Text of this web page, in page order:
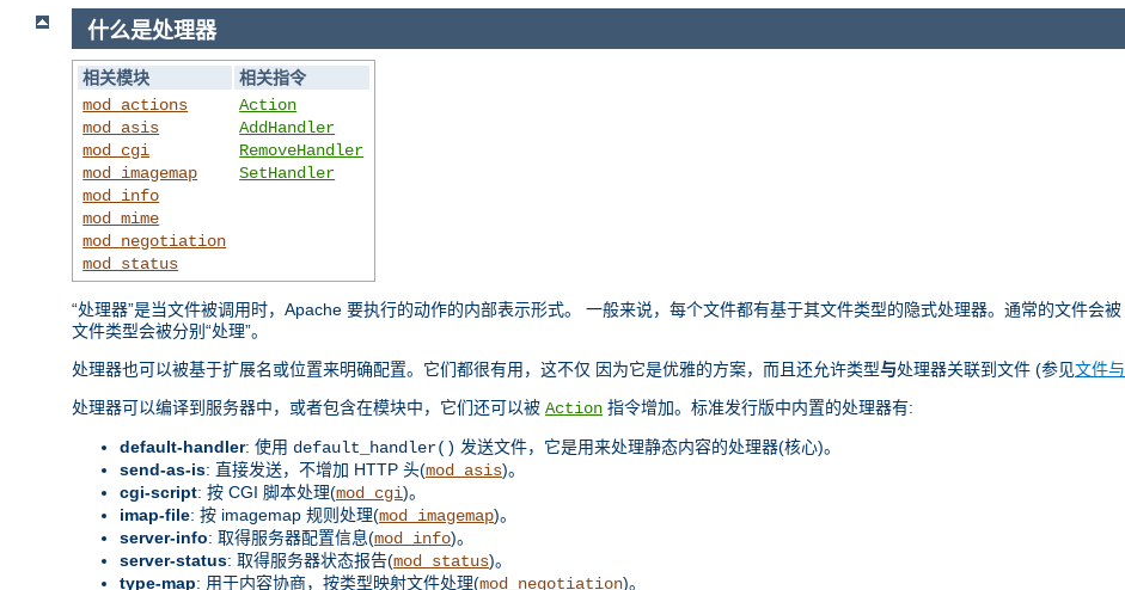
什么是处理器
相关模块
相关指令
mod_actions
mod_asis
mod_cgi
mod_imagemap
mod_info
mod_mime
mod_negotiation
mod_status
Action
AddHandler
RemoveHandler
SetHandler
“处理器”是当文件被调用时，Apache 要执行的动作的内部表示形式。 一般来说，每个文件都有基于其文件类型的隐式处理器。通常的文件会
文件类型会被分别“处理”。
处理器也可以被基于扩展名或位置来明确配置。它们都很有用，这不仅 因为它是优雅的方案，而且还允许类型与处理器关联到文件 (参见文件
处理器可以编译到服务器中，或者包含在模块中，它们还可以被 Action 指令增加。标准发行版中内置的处理器有:
default-handler: 使用 default_handler() 发送文件，它是用来处理静态内容的处理器(核心)。
send-as-is: 直接发送，不增加 HTTP 头(mod_asis)。
cgi-script: 按 CGI 脚本处理(mod_cgi)。
imap-file: 按 imagemap 规则处理(mod_imagemap)。
server-info: 取得服务器配置信息(mod_info)。
server-status: 取得服务器状态报告(mod_status)。
type-map: 用于内容协商，按类型映射文件处理(mod_negotiation)。